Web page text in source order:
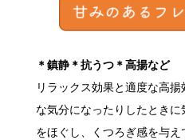
個
＊鎮静＊抗うつ＊高揚など
リラックス効果と適度な高
な気分になったりしたとき
をほぐし、くつろぎ感を与え